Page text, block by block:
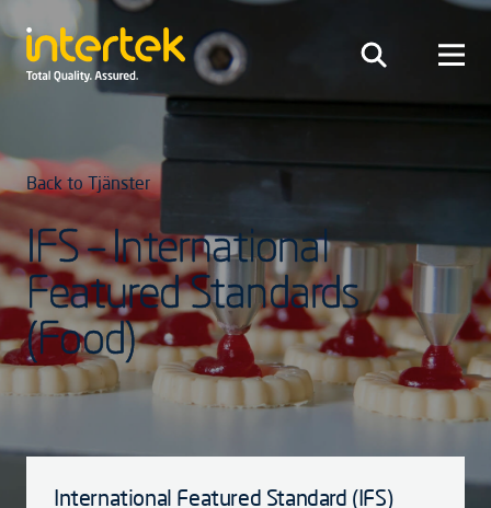
Back to Tjänster
IFS – International
Featured Standards
(Food)
International Featured Standard (IFS)